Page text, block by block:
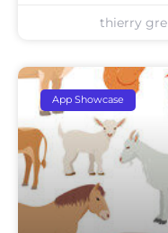
thierry
App Showcase